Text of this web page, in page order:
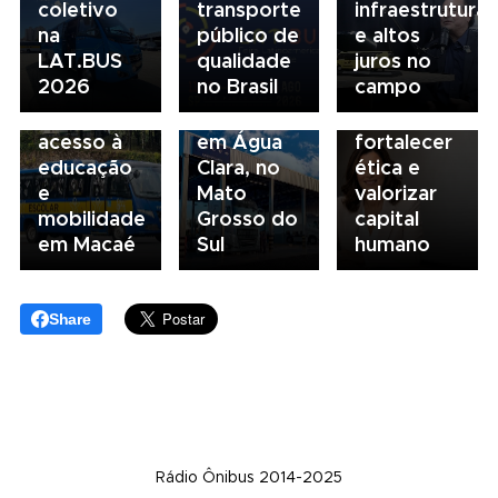
coletivo
na
LAT.BUS
2026
transporte
público de
qualidade
no Brasil
infraestrutura
e altos
juros no
campo
04/08/2026
Renovação
da frota
escolar
fortalece
acesso à
educação
e
mobilidade
em Macaé
03/08/2026
Volvo
inaugura
concessionária
em Água
Clara, no
Mato
Grosso do
Sul
BRT
Sorocaba
utiliza
compliance
para
fortalecer
ética e
valorizar
capital
humano
Share
Rádio Ônibus 2014-2025